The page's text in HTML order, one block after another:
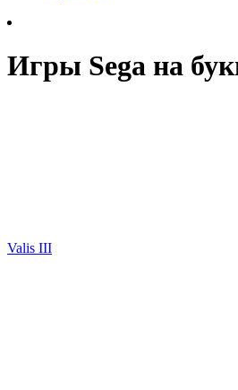
Игры Sega на
Valis III